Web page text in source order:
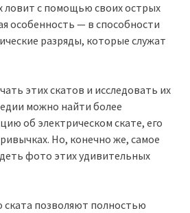
ловит с помощью своих острых
особенность — в способности
разряды, которые служат
этих скатов и исследовать их
можно найти более
об электрическом скате, его
Но, конечно же, самое
фото этих удивительных
ската позволяют полностью